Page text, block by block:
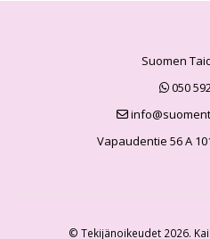
Suomen
050
Vapaudentie 56 A
© Tekijänoikeudet 2026.